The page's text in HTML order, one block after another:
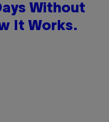
Without
It Works.